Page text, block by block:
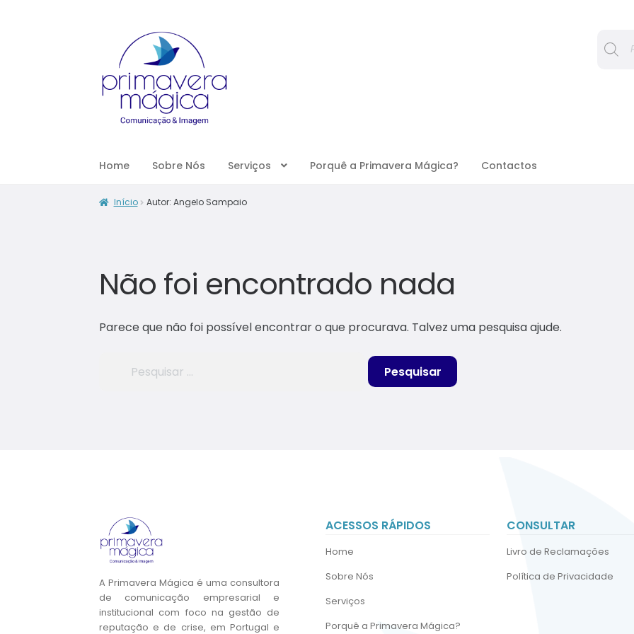
Home Sobre Nós Serviços Porquê a Primavera Mágica? Contactos
Início Autor: Angelo Sampaio
Não foi encontrado nada
Parece que não foi possível encontrar o que procurava. Talvez uma pesquisa ajude.
A Primavera Mágica é uma consultora
de comunicação empresarial e
institucional com foco na gestão de
reputação e de crise, em Portugal e
ACESSOS RÁPIDOS
Home
Sobre Nós
Serviços
Porquê a Primavera Mágica?
CONSULTAR
Livro de Reclamações
Política de Privacidade